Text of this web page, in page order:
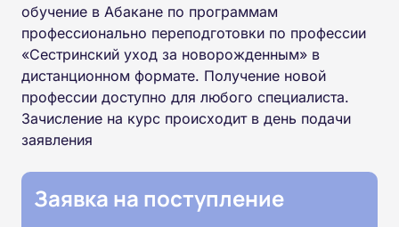
обучение в Абакане по программам
профессионально переподготовки по профессии
«Сестринский уход за новорожденным» в
дистанционном формате. Получение новой
профессии доступно для любого специалиста.
Зачисление на курс происходит в день подачи
заявления
Заявка на поступление